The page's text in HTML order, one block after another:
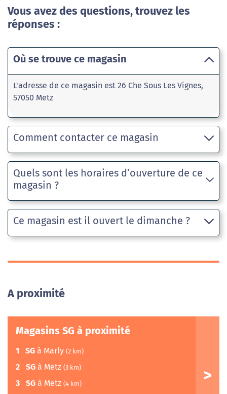
Vous avez des questions, trouvez les
réponses :
Où se trouve ce magasin
L'adresse de ce magasin est 26 Che Sous Les Vignes,
57050 Metz
Comment contacter ce magasin
Quels sont les horaires d’ouverture de ce
magasin ?
Ce magasin est il ouvert le dimanche ?
A proximité
Magasins SG à proximité
1 SG à Marly (2 km)
2 SG à Metz (3 km)
3 SG à Metz (4 km)